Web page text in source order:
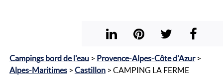
Campings bord de l'eau> Provence-Alpes-Côte d'Azur>
Alpes-Maritimes> Castillon > CAMPING LA FERME